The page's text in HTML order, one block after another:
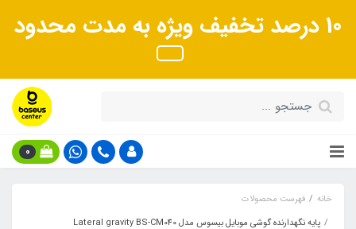
10 درصد تخفیف ویژه به مدت محدود
0
خانه
فهرست محصولات
پایه نگهدارنده گوشی موبایل بیسوس مدل Lateral gravity BS-CM040